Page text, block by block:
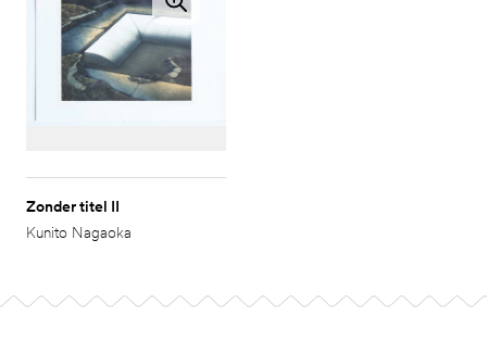
Zonder titel II
Kunito Nagaoka